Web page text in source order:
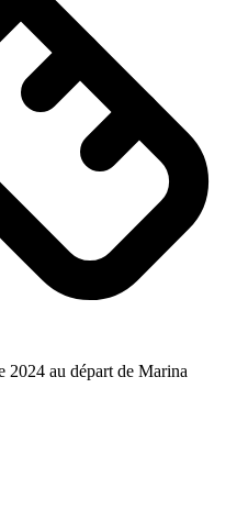
au départ de Marina